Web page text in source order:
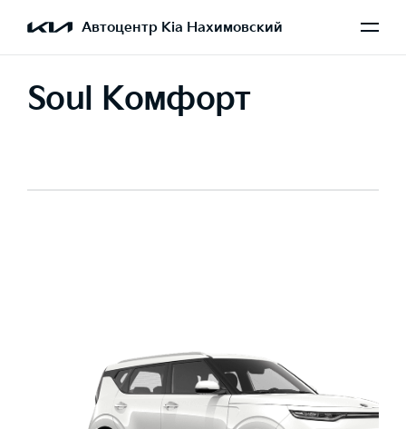
Автоцентр Kia Нахимовский
Soul Комфорт